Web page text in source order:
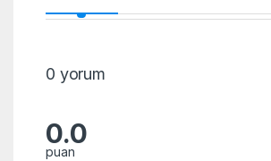
0 yorum
0.0
puan